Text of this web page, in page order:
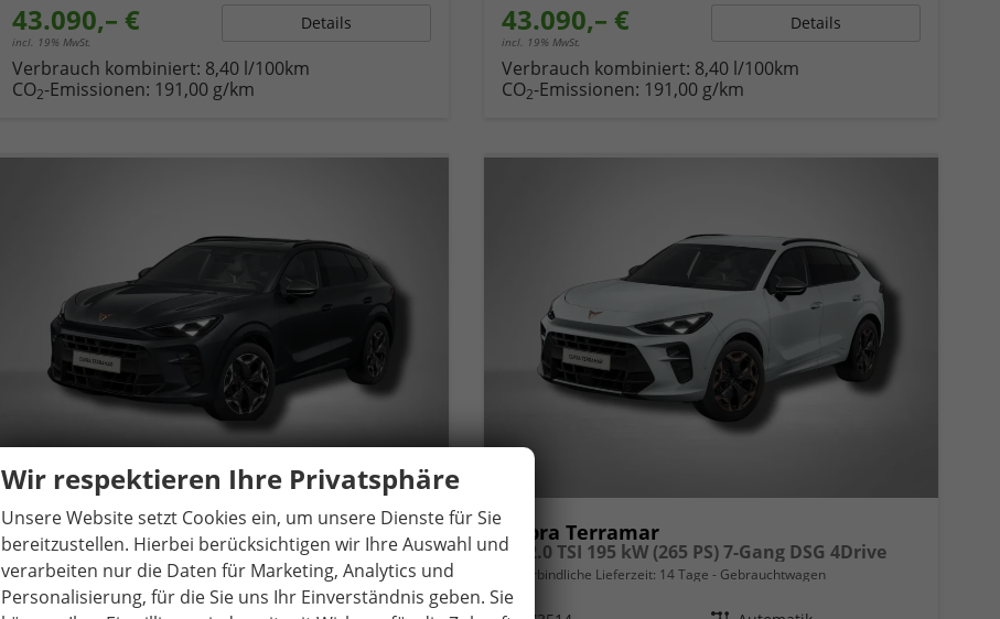
43.090,– €
incl. 19% MwSt.
Details
Verbrauch kombiniert: 8,40 l/100km
CO2-Emissionen: 191,00 g/km
43.090,– €
incl. 19% MwSt.
Details
Verbrauch kombiniert: 8,40 l/100km
CO2-Emissionen: 191,00 g/km
Cupra Terramar
VZ 2.0 TSI 195 kW (265 PS) 7-Gang DSG 4Drive
unverbindliche Lieferzeit:14 Tage Gebrauchtwagen
Cupra Terramar
VZ 2.0 TSI 195 kW (265 PS) 7-Gang DSG 4Drive
unverbindliche Lieferzeit: 14 Tage Gebrauchtwagen
Wir respektieren Ihre Privatsphäre
Unsere Website setzt Cookies ein, um unsere Dienste für Sie
bereitzustellen. Hierbei berücksichtigen wir Ihre Auswahl und
verarbeiten nur die Daten für Marketing, Analytics und
Personalisierung, für die Sie uns Ihr Einverständnis geben. Sie